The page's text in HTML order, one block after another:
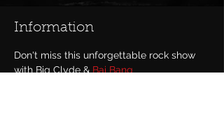
Information
Don't miss this unforgettable rock show
with Big Clyde & Bai Bang